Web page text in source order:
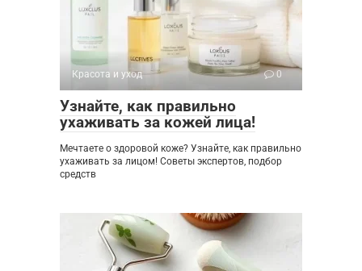
Красота и уход 0
Узнайте, как правильно
ухаживать за кожей лица!
Мечтаете о здоровой коже? Узнайте, как правильно
ухаживать за лицом! Советы экспертов, подбор
средств